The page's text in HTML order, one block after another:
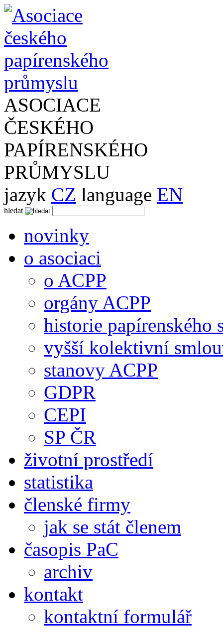
ASOCIACE
ČESKÉHO
PAPÍRENSKÉHO
PRŮMYSLU
jazyk CZ language EN
hledat
novinky
o asociaci
o ACPP
orgány ACPP
historie papírenského
vyšší kolektivní
stanovy ACPP
GDPR
CEPI
SP ČR
životní prostředí
statistika
členské firmy
jak se stát členem
časopis PaC
archiv
kontakt
kontaktní formulář